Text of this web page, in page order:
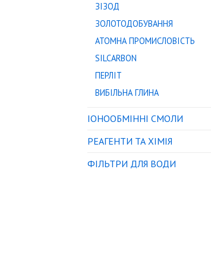
ЗІЗОД
ЗОЛОТОДОБУВАННЯ
АТОМНА ПРОМИСЛОВІСТЬ
SILCARBON
ПЕРЛІТ
ВИБІЛЬНА ГЛИНА
IОНООБМІННІ СМОЛИ
РЕАГЕНТИ ТА ХІМІЯ
ФІЛЬТРИ ДЛЯ ВОДИ